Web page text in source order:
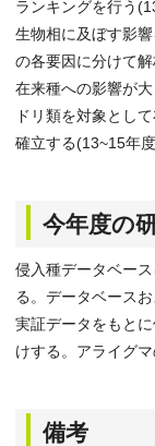
ランキングを行う
生物相に及ぼす影
の各要因に分けて
在来種への影響が
ドリ類を対象とし
確立する(13~15年度
今年度の
侵入種データベー
る。データベース
実証データをもと
けする。アライグ
備考